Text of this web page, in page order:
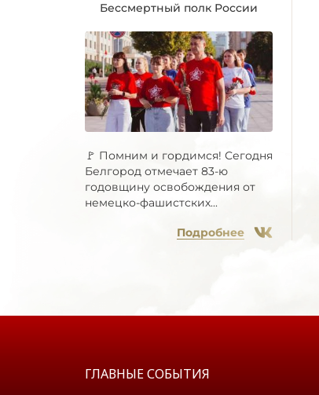
Бессмертный полк России
🚩 Помним и гордимся! Сегодня
Белгород отмечает 83-ю
годовщину освобождения от
немецко-фашистских...
Подробнее
ГЛАВНЫЕ СОБЫТИЯ